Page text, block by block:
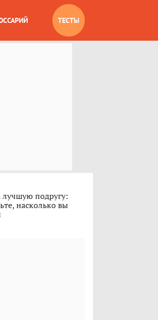
ТЕСТЫ
лучшую подругу:
насколько вы